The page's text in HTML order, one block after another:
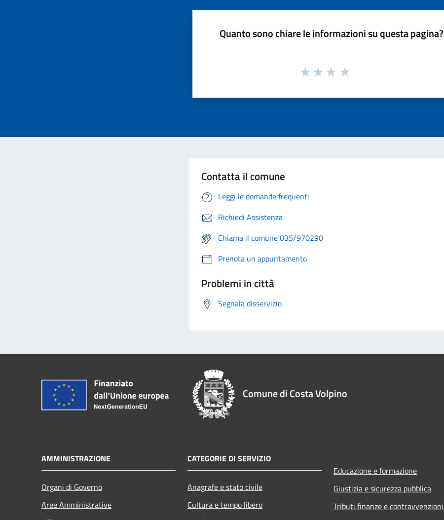
Quanto sono chiare le informazioni su questa pagina?
Contatta il comune
Leggi le domande frequenti
Richiedi Assistenza
Chiama il comune 035/970290
Prenota un appuntamento
Problemi in città
Segnala disservizio
Comune di Costa Volpino
AMMINISTRAZIONE
Organi di Governo
Aree Amministrative
CATEGORIE DI SERVIZIO
Anagrafe e stato civile
Cultura e tempo libero
Educazione e formazione
Giustizia e sicurezza pubblica
Tributi,finanze e contravvenzioni